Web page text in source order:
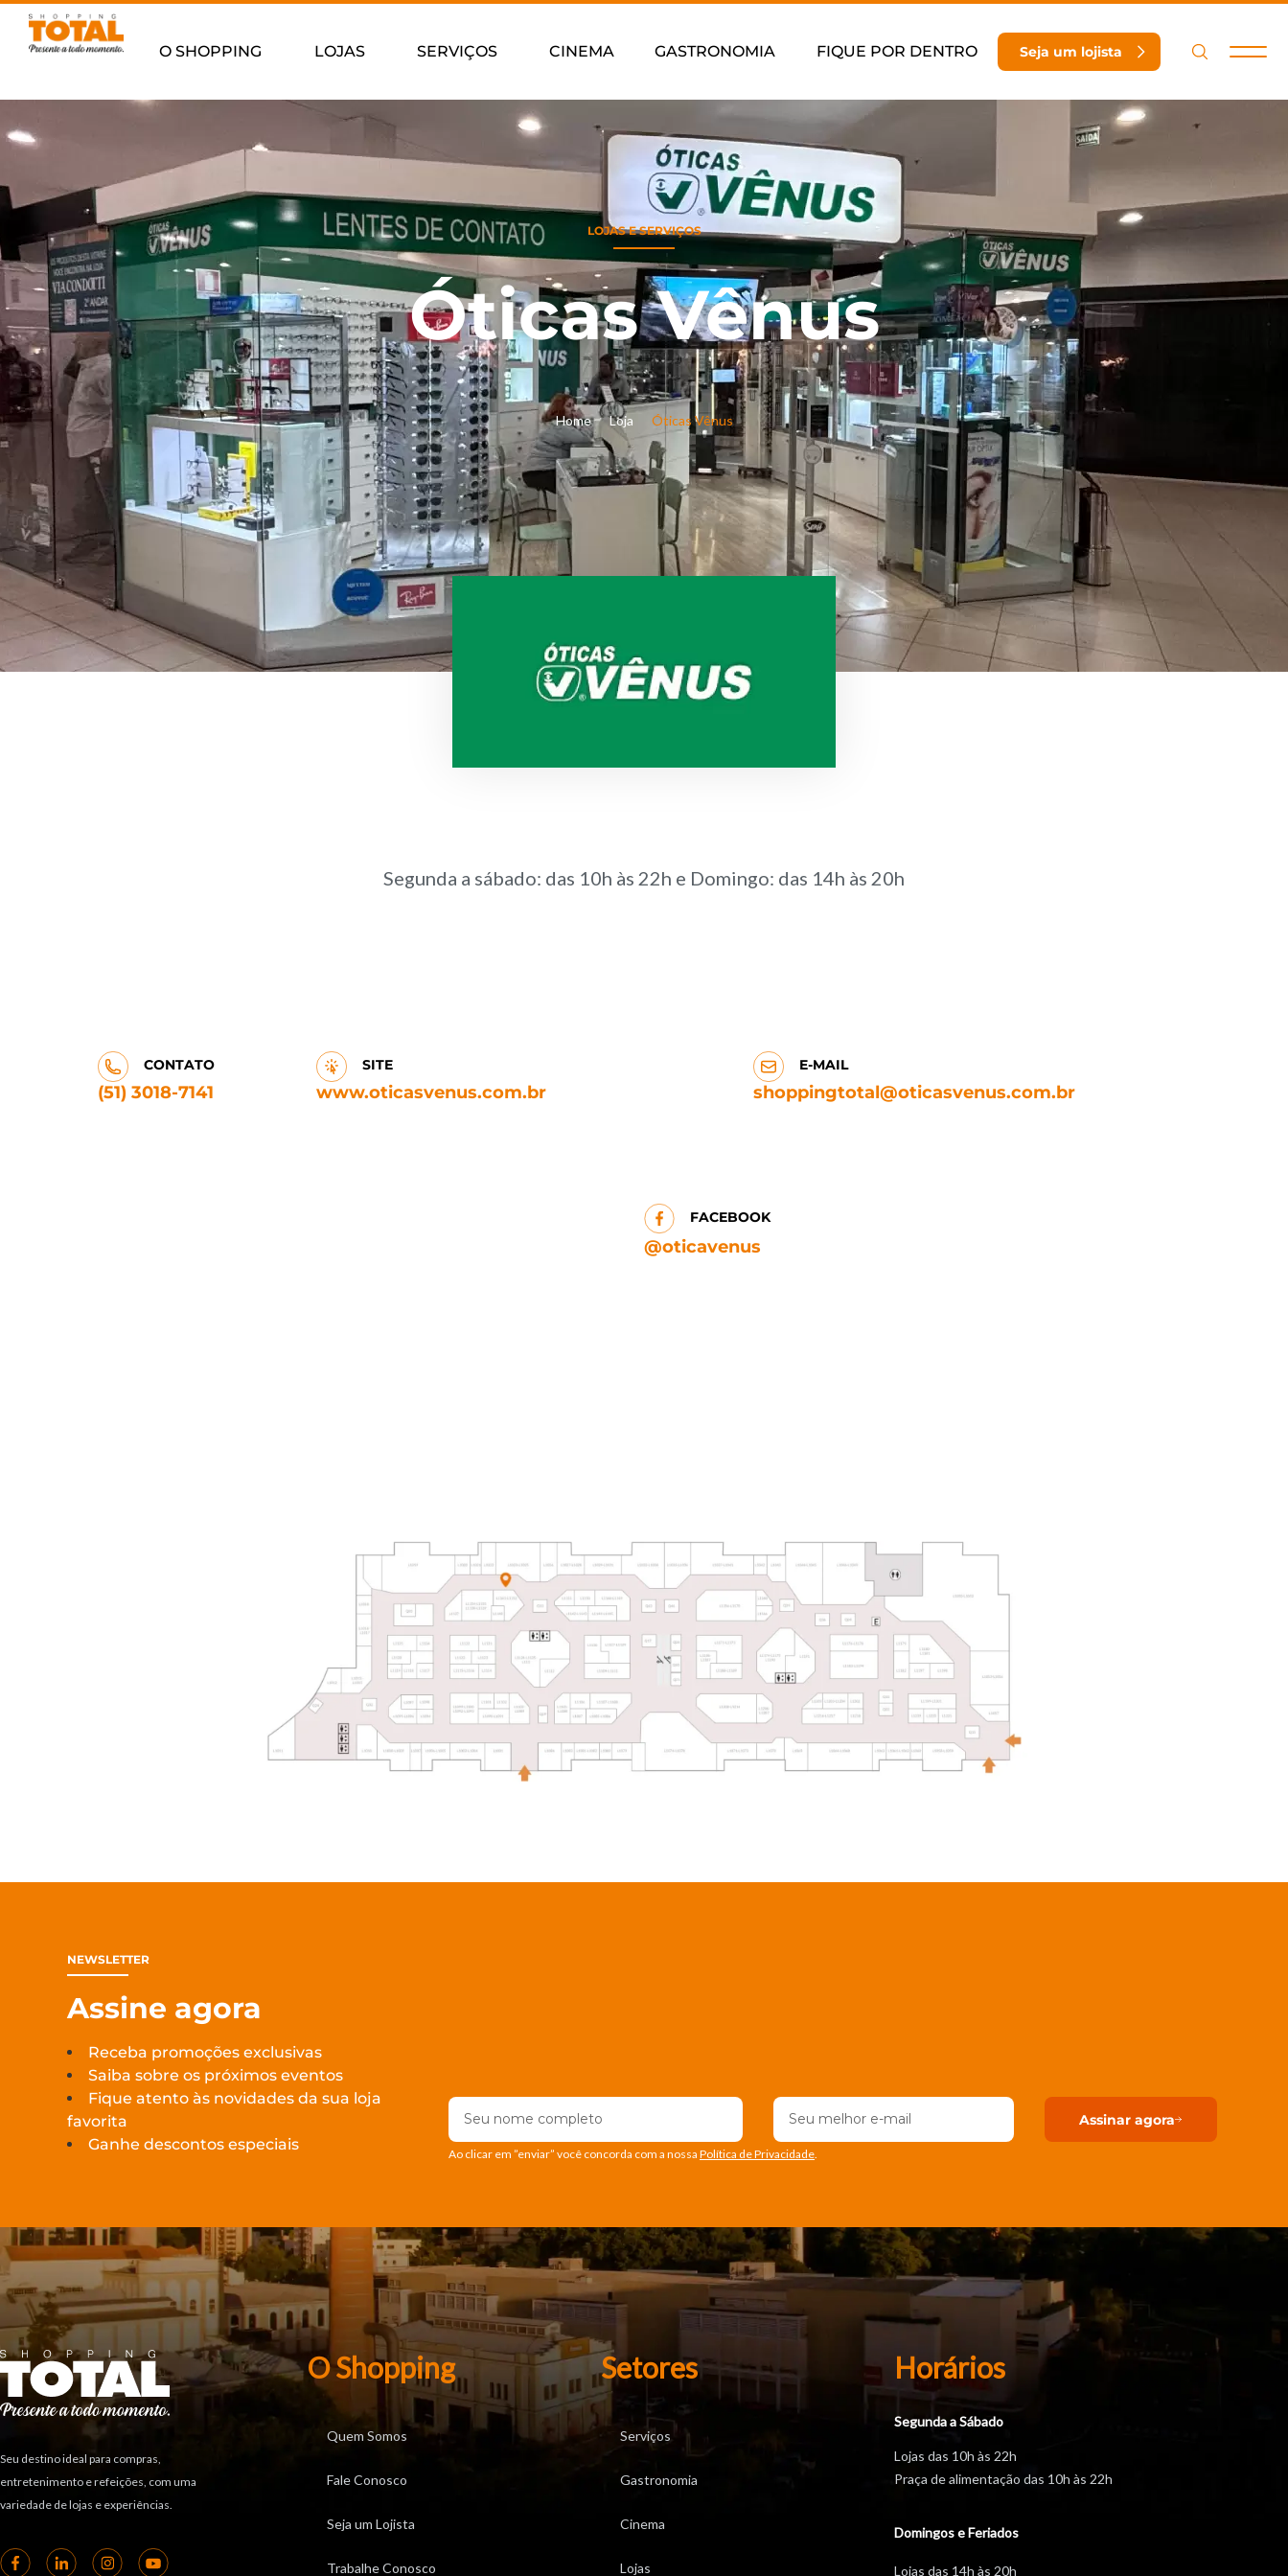
O SHOPPING LOJAS SERVIÇOS CINEMA GASTRONOMIA FIQUE POR DENTRO Seja um lojista
LOJAS E SERVIÇOS
Óticas Vênus
Home Loja Óticas Vênus
Segunda a sábado: das 10h às 22h e Domingo: das 14h às 20h
CONTATO
(51) 3018-7141
SITE
www.oticasvenus.com.br
E-MAIL
shoppingtotal@oticasvenus.com.br
FACEBOOK
@oticavenus
NEWSLETTER
Assine agora
Receba promoções exclusivas
Saiba sobre os próximos eventos
Fique atento às novidades da sua loja
favorita
Ganhe descontos especiais
Assinar agora
Ao clicar em ”enviar” você concorda com a nossa Política de Privacidade.
Seu destino ideal para compras,
entretenimento e refeições, com uma
variedade de lojas e experiências.
O Shopping
Quem Somos
Fale Conosco
Seja um Lojista
Trabalhe Conosco
Setores
Serviços
Gastronomia
Cinema
Lojas
Horários
Segunda a Sábado
Lojas das 10h às 22h
Praça de alimentação das 10h às 22h
Domingos e Feriados
Lojas das 14h às 20h